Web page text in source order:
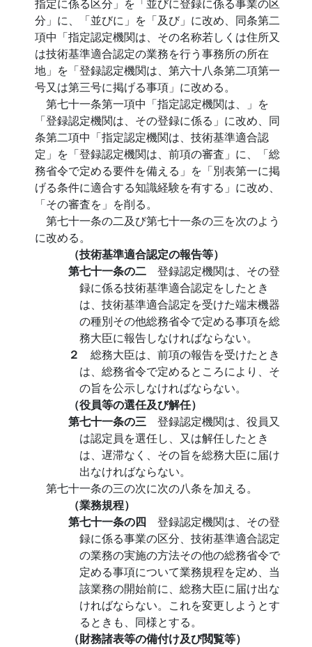
分」に、「並びに」を「及び」に改め、同条第二
項中「指定認定機関は、その名称若しくは住所又
は技術基準適合認定の業務を行う事務所の所在
地」を「登録認定機関は、第六十八条第二項第一
号又は第三号に掲げる事項」に改める。
第七十一条第一項中「指定認定機関は、」を
「登録認定機関は、その登録に係る」に改め、同
条第二項中「指定認定機関は、技術基準適合認
定」を「登録認定機関は、前項の審査」に、「総
務省令で定める要件を備える」を「別表第一に掲
げる条件に適合する知識経験を有する」に改め、
「その審査を」を削る。
第七十一条の二及び第七十一条の三を次のよう
に改める。
（技術基準適合認定の報告等）
第七十一条の二 登録認定機関は、その登
録に係る技術基準適合認定をしたとき
は、技術基準適合認定を受けた端末機器
の種別その他総務省令で定める事項を総
務大臣に報告しなければならない。
２ 総務大臣は、前項の報告を受けたとき
は、総務省令で定めるところにより、そ
の旨を公示しなければならない。
（役員等の選任及び解任）
第七十一条の三 登録認定機関は、役員又
は認定員を選任し、又は解任したとき
は、遅滞なく、その旨を総務大臣に届け
出なければならない。
第七十一条の三の次に次の八条を加える。
（業務規程）
第七十一条の四 登録認定機関は、その登
録に係る事業の区分、技術基準適合認定
の業務の実施の方法その他の総務省令で
定める事項について業務規程を定め、当
該業務の開始前に、総務大臣に届け出な
ければならない。これを変更しようとす
るときも、同様とする。
（財務諸表等の備付け及び閲覧等）